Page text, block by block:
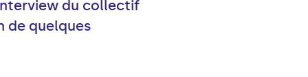
du collectif
de quelques